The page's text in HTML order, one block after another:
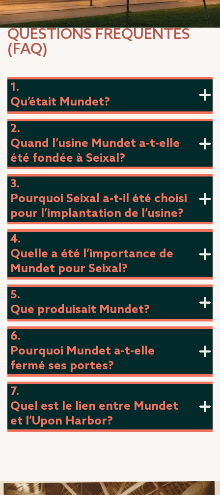
QUESTIONS FRÉQUENTES
(FAQ)
1.
Qu’était Mundet?
2.
Quand l’usine Mundet a-t-elle
été fondée à Seixal?
3.
Pourquoi Seixal a-t-il été choisi
pour l’implantation de l’usine?
4.
Quelle a été l’importance de
Mundet pour Seixal?
5.
Que produisait Mundet?
6.
Pourquoi Mundet a-t-elle
fermé ses portes?
7.
Quel est le lien entre Mundet
et l’Upon Harbor?